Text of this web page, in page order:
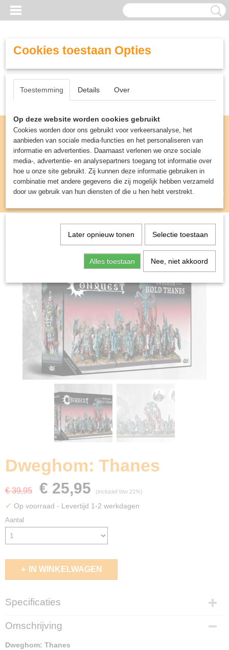
Inloggen Registreren
UW WINKELWAGEN
(0)
Miniature Gaming>Dweghom: Thanes
Dweghom: Thanes
€ 39,95 € 25,95 (inclusief btw 21%)
✓ Op voorraad - Levertijd 1-2 werkdagen
Aantal
IN WINKELWAGEN
Specificaties
EAN code
5213009010825
Omschrijving
Dweghom: Thanes
Cookies toestaan Opties
Toestemming Details Over
Op deze website worden cookies gebruikt
Cookies worden door ons gebruikt voor verkeersanalyse, het
aanbieden van sociale media-functies en het personaliseren van
informatie en advertenties. Daarnaast verlenen we onze sociale
media-, advertentie- en analysepartners toegang tot informatie over
hoe u onze site gebruikt. Zij kunnen deze informatie gebruiken in
combinatie met andere gegevens die zij mogelijk hebben verzameld
door uw gebruik van hun diensten of die u hen hebt verstrekt.
Later opnieuw tonen Selectie toestaan
Alles toestaan Nee, niet akkoord